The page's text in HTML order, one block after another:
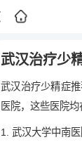
武汉治疗少
武汉治疗少精症
医院，这些医院
1. 武汉大学中南